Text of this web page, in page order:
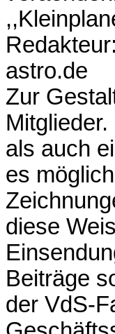
astro.de
Zur
als auch
es
diese
Beiträge
der VdS-